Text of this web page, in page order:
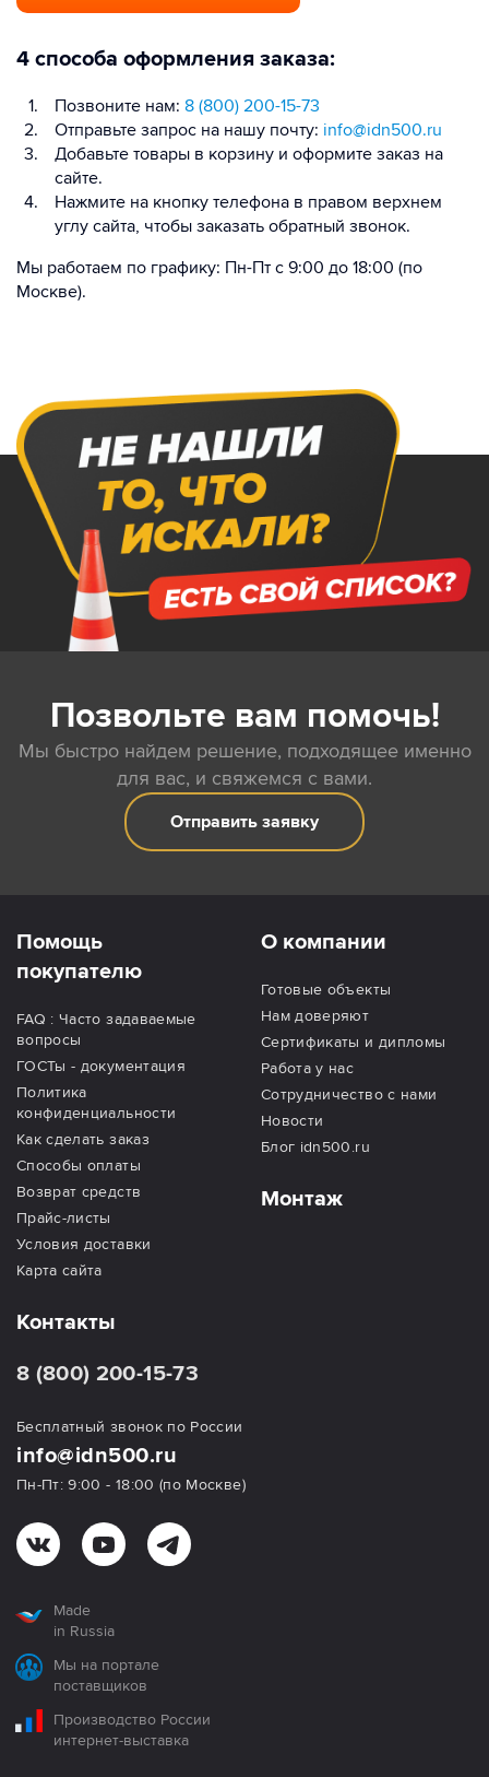
4 способа оформления заказа:
Позвоните нам: 8 (800) 200-15-73
Отправьте запрос на нашу почту: info@idn500.ru
Добавьте товары в корзину и оформите заказ на
сайте.
Нажмите на кнопку телефона в правом верхнем
углу сайта, чтобы заказать обратный звонок.
Мы работаем по графику: Пн-Пт с 9:00 до 18:00 (по
Москве).
Позвольте вам помочь!
Мы быстро найдем решение, подходящее именно
для вас, и свяжемся с вами.
Отправить заявку
Помощь
покупателю
FAQ : Часто задаваемые
вопросы
ГОСТы - документация
Политика
конфиденциальности
Как сделать заказ
Способы оплаты
Возврат средств
Прайс-листы
Условия доставки
Карта сайта
О компании
Готовые объекты
Нам доверяют
Сертификаты и дипломы
Работа у нас
Сотрудничество с нами
Новости
Блог idn500.ru
Монтаж
Контакты
8 (800) 200-15-73
Бесплатный звонок по России
info@idn500.ru
Пн-Пт: 9:00 - 18:00 (по Москве)
Made
in Russia
Мы на портале
поставщиков
Производство России
интернет-выставка